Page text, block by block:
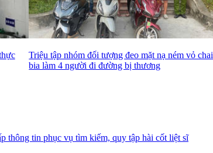
Triệu tập nhóm đối tượng đeo mặt nạ ném vỏ chai
bia làm 4 người đi đường bị thương
thông tin phục vụ tìm kiếm, quy tập hài cốt liệt sĩ